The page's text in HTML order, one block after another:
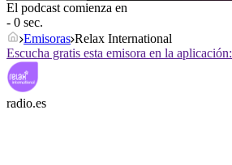
El podcast comienza en
- 0 sec.
Emisoras Relax International
Escucha gratis esta emisora en la aplicación:
radio.es